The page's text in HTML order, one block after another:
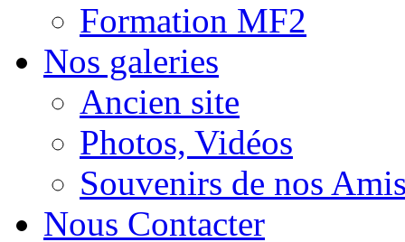
Formation MF2
Nos galeries
Ancien site
Photos, Vidéos
Souvenirs de nos
Nous Contacter